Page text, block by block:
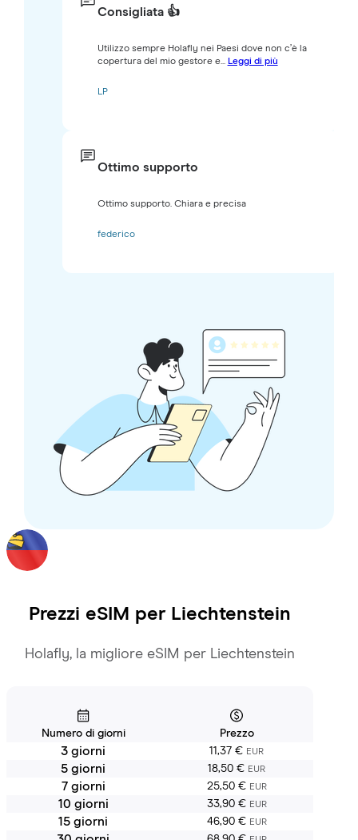
Consigliata 👍
Utilizzo sempre Holafly nei Paesi dove non c’è la
copertura del mio gestore e... Leggi di più
LP
Ottimo supporto
Ottimo supporto. Chiara e precisa
federico
Prezzi eSIM per Liechtenstein
Holafly, la migliore eSIM per Liechtenstein
Numero di giorni Prezzo
3 giorni 11,37 € EUR
5 giorni 18,50 € EUR
7 giorni 25,50 € EUR
10 giorni 33,90 € EUR
15 giorni 46,90 € EUR